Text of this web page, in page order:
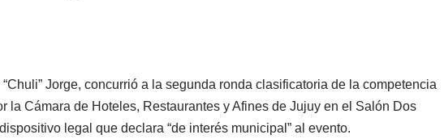
Jorge, concurrió a la segunda ronda clasificatoria de la competencia
la Cámara de Hoteles, Restaurantes y Afines de Jujuy en el Salón Dos
legal que declara “de interés municipal” al evento.